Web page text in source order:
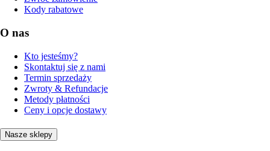
Kody rabatowe
O nas
Kto jesteśmy?
Skontaktuj się z nami
Termin sprzedaży
Zwroty & Refundacje
Metody płatności
Ceny i opcje dostawy
Nasze sklepy